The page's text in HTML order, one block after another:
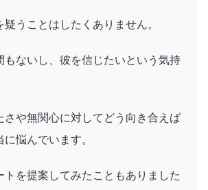
うことはしたくありません。
もないし、彼を信じたいという気持
さや無関心に対してどう向き合えば
悩んでいます。
トを提案してみたこともありました